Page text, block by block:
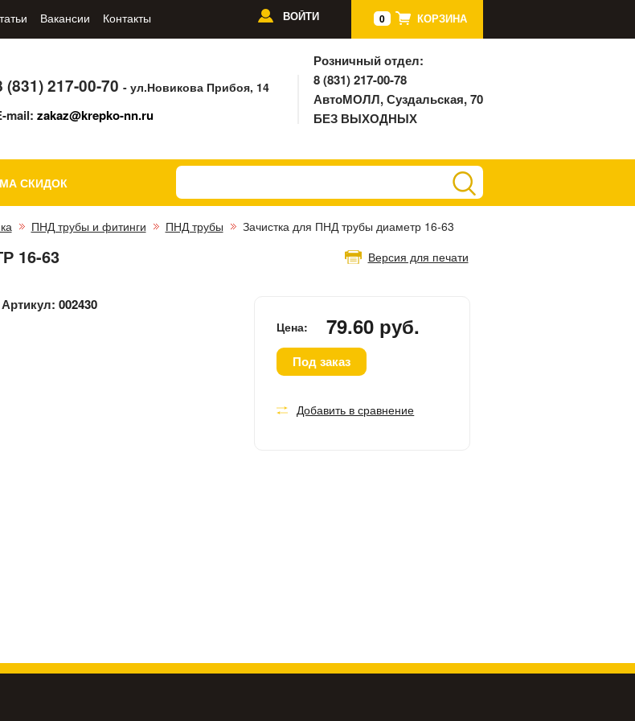
Вакансии Контакты 0 КОРЗИНА
ВОЙТИ
(831) 217-00-70- ул.Новикова Прибоя, 14
mail:zakaz@krepko-nn.ru
Розничный отдел:
8 (831) 217-00-78
АвтоМОЛЛ, Суздальская, 70
БЕЗ ВЫХОДНЫХ
СКИДОК
ПНД трубы и фитинги ПНД трубы
Зачистка для ПНД трубы диаметр 16-63
Версия для печати
16-63
Артикул:002430
Цена: 79.60 руб.
Под заказ
Добавить в сравнение